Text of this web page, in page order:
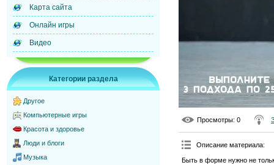
Карта сайта
Онлайн игры
Видео
Категории раздела
Другое
Компьютерные игры
Красота и здоровье
Люди и блоги
Музыка
Просмотры: 0
Описание материала:
Быть в форме нужно не